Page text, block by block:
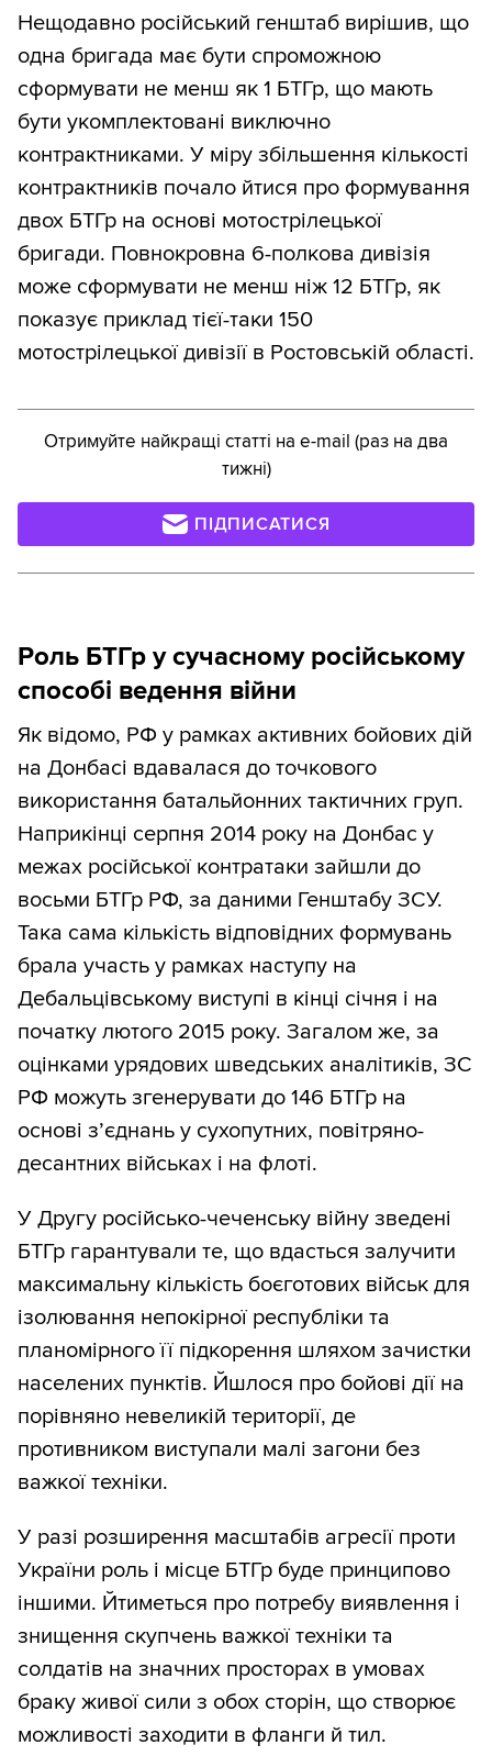
Нещодавно російський генштаб вирішив, що
одна бригада має бути спроможною
сформувати не менш як 1 БТГр, що мають
бути укомплектовані виключно
контрактниками. У міру збільшення кількості
контрактників почало йтися про формування
двох БТГр на основі мотострілецької
бригади. Повнокровна 6-полкова дивізія
може сформувати не менш ніж 12 БТГр, як
показує приклад тієї-таки 150
мотострілецької дивізії в Ростовській області.
Отримуйте найкращі статті на e-mail (раз на два
тижні)
ПІДПИСАТИСЯ
Роль БТГр у сучасному російському
способі ведення війни
Як відомо, РФ у рамках активних бойових дій
на Донбасі вдавалася до точкового
використання батальйонних тактичних груп.
Наприкінці серпня 2014 року на Донбас у
межах російської контратаки зайшли до
восьми БТГр РФ, за даними Генштабу ЗСУ.
Така сама кількість відповідних формувань
брала участь у рамках наступу на
Дебальцівському виступі в кінці січня і на
початку лютого 2015 року. Загалом же, за
оцінками урядових шведських аналітиків, ЗС
РФ можуть згенерувати до 146 БТГр на
основі з’єднань у сухопутних, повітряно-
десантних військах і на флоті.
У Другу російсько-чеченську війну зведені
БТГр гарантували те, що вдасться залучити
максимальну кількість боєготових військ для
ізолювання непокірної республіки та
планомірного її підкорення шляхом зачистки
населених пунктів. Йшлося про бойові дії на
порівняно невеликій території, де
противником виступали малі загони без
важкої техніки.
У разі розширення масштабів агресії проти
України роль і місце БТГр буде принципово
іншими. Йтиметься про потребу виявлення і
знищення скупчень важкої техніки та
солдатів на значних просторах в умовах
браку живої сили з обох сторін, що створює
можливості заходити в фланги й тил.